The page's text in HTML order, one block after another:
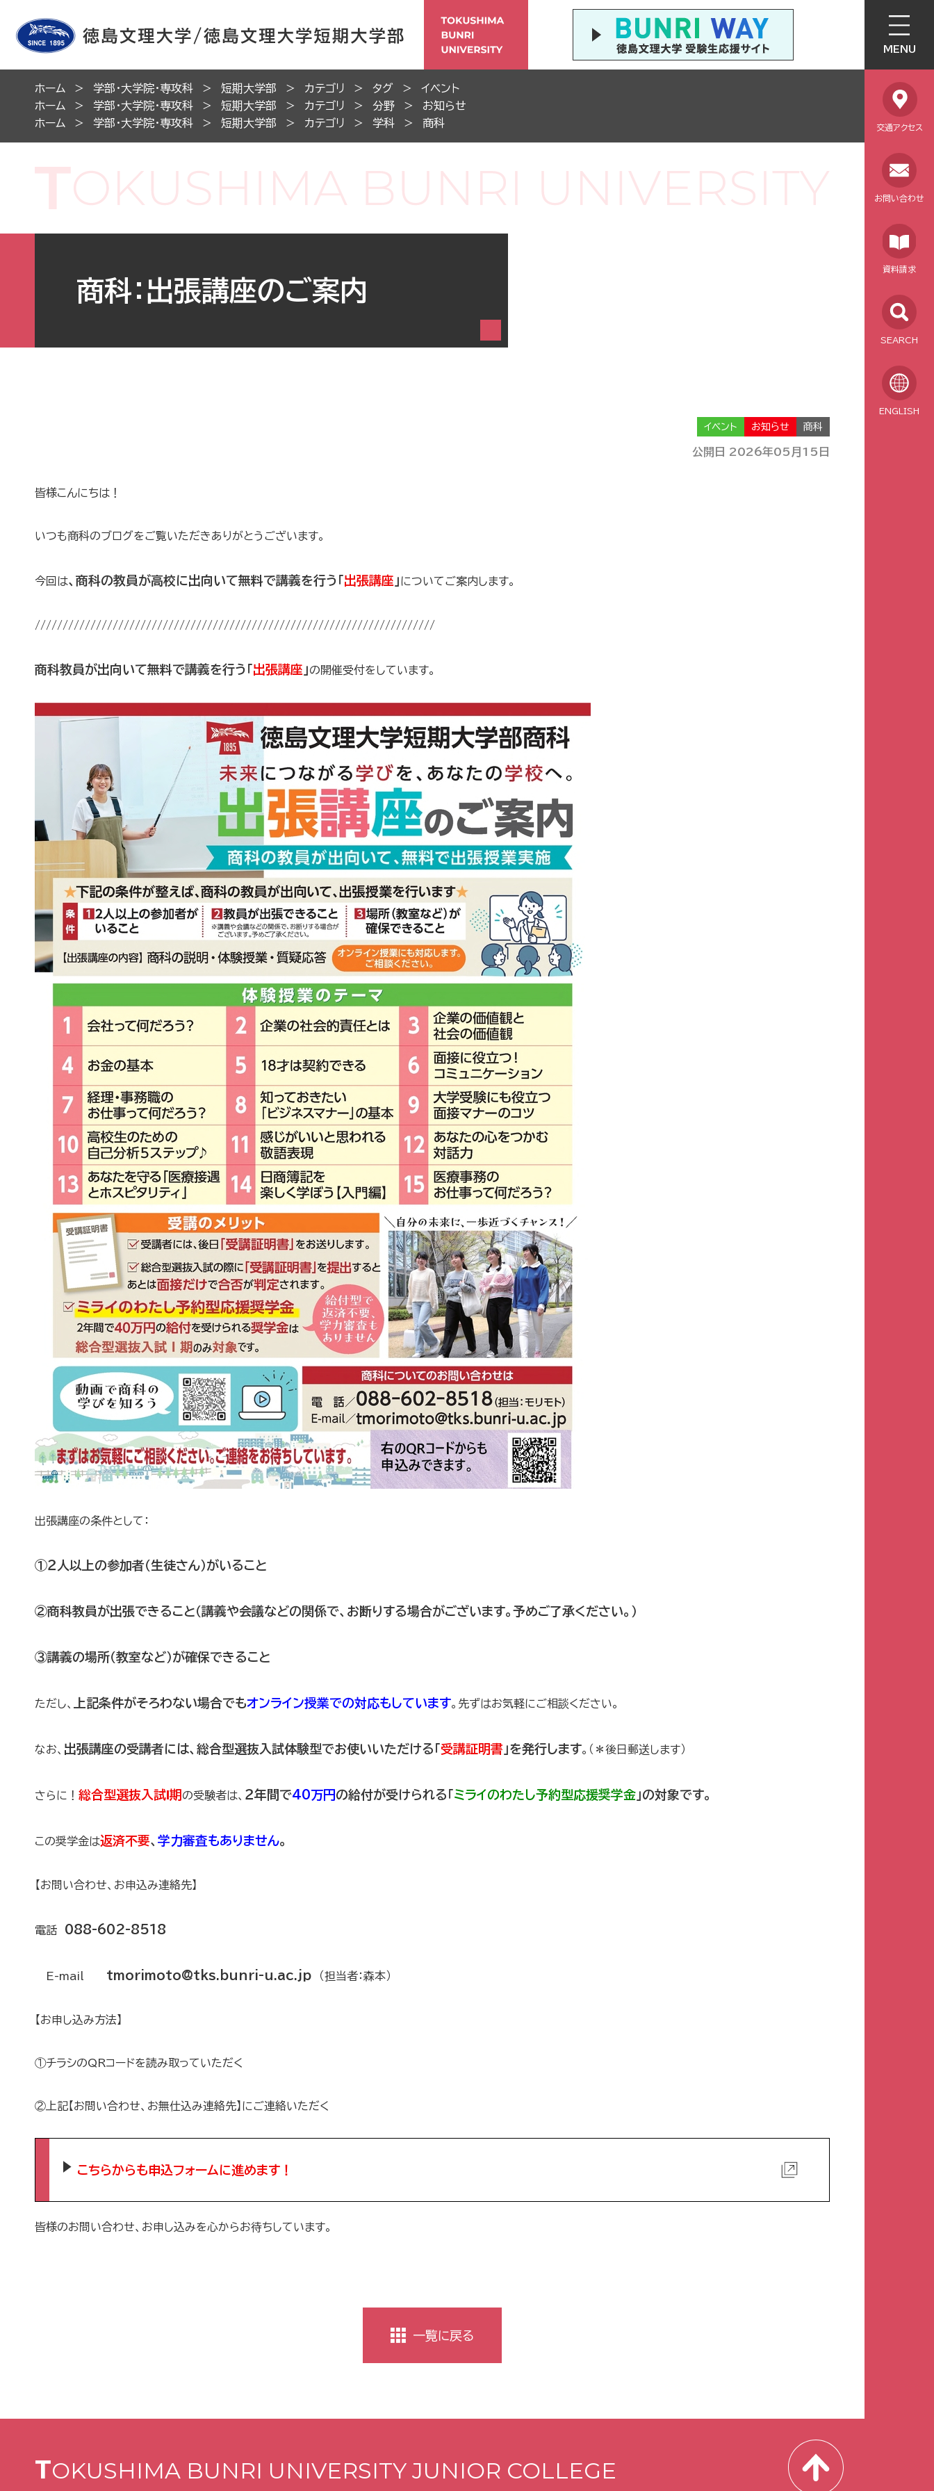
MENU
交通アクセス
お問い合わせ
資料請求
SEARCH
ENGLISH
ホーム 学部・大学院・専攻科 短期大学部 カテゴリ タグ
イベント
ホーム
学部・大学院・専攻科 短期大学部 カテゴリ 分野
お知らせ
ホーム
学部・大学院・専攻科 短期大学部 カテゴリ 学科 商科
商科：出張講座のご案内
イベント お知らせ 商科
公開日 2026年05月15日
皆様こんにちは！
いつも商科のブログをご覧いただきありがとうございます。
今回は、商科の教員が高校に出向いて無料で講義を行う「出張講座 」についてご案内します。
////////////////////////////////////////////////////////////////////////
商科教員が出向いて無料で講義を行う「出張講座 」の開催受付をしています。
出張講座の条件として：
①２人以上の参加者（生徒さん）がいること
②商科教員が出張できること（講義や会議などの関係で、お断りする場合がございます。予めご了承ください。）
③講義の場所（教室など）が確保できること
ただし、 上記条件がそろわない場合でもオンライン授業での対応もしています。先ずはお気軽にご相談ください。
なお、 出張講座の受講者には、総合型選抜入試体験型でお使いいただける「受講証明書 」を発行します。（＊後日郵送します）
さらに！ 総合型選抜入試Ⅰ期 の受験者は、 ２年間で40万円 の給付が受けられる「ミライのわたし予約型応援奨学金 」の対象です。
この奨学金は返済不要、 学力審査もありません。
【お問い合わせ、お申込み連絡先】
電話 088-602-8518
E-mail tmorimoto@tks.bunri-u.ac.jp （担当者：森本）
【お申し込み方法】
①チラシのQRコードを読み取っていただく
②上記【お問い合わせ、お無仕込み連絡先】にご連絡いただく
こちらからも申込フォームに進めます！
皆様のお問い合わせ、お申し込みを心からお待ちしています。
一覧に戻る
TOKUSHIMA BUNRI UNIVERSITY JUNIOR COLLEGE